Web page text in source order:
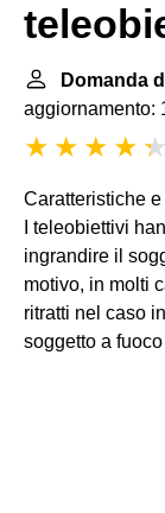
Domanda
aggiornamento:
Caratteristiche
I teleobiettivi
ingrandire il
motivo, in molti
ritratti nel caso
soggetto a